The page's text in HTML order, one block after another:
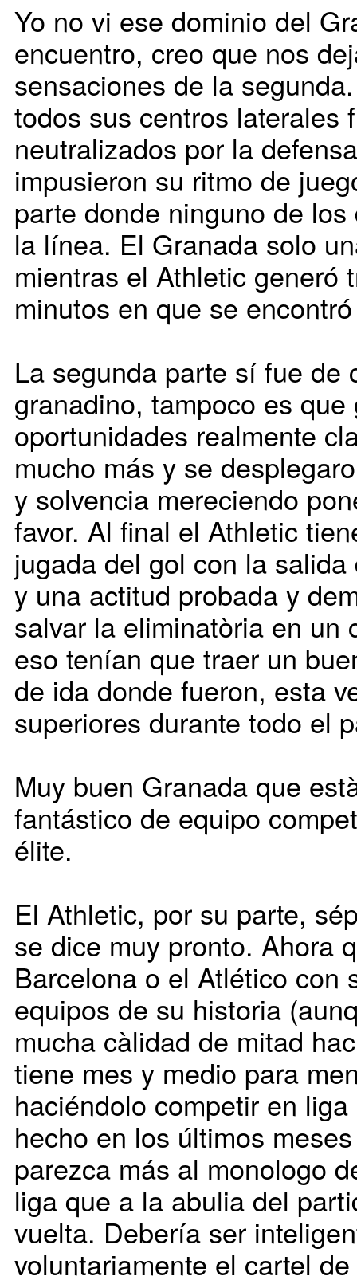
Yo no vi ese dominio del
encuentro, creo que nos
sensaciones de la
todos sus centros laterales
neutralizados por la
impusieron su ritmo de
parte donde ninguno de
la línea. El Granada solo
mientras el Athletic generó
minutos en que se
La segunda parte sí fue de
granadino, tampoco es que
oportunidades realmente
mucho más y se
y solvencia mereciendo
favor. Al final el Athletic
jugada del gol con la
y una actitud probada y
salvar la eliminatòria en un
eso tenían que traer un
de ida donde fueron, esta
superiores durante todo el
Muy buen Granada que
fantástico de equipo
élite.
El Athletic, por su parte,
se dice muy pronto. Ahora
Barcelona o el Atlético con
equipos de su historia
mucha càlidad de mitad
tiene mes y medio para
haciéndolo competir en
hecho en los últimos
parezca más al monologo
liga que a la abulia del
vuelta. Debería ser
voluntariamente el cartel